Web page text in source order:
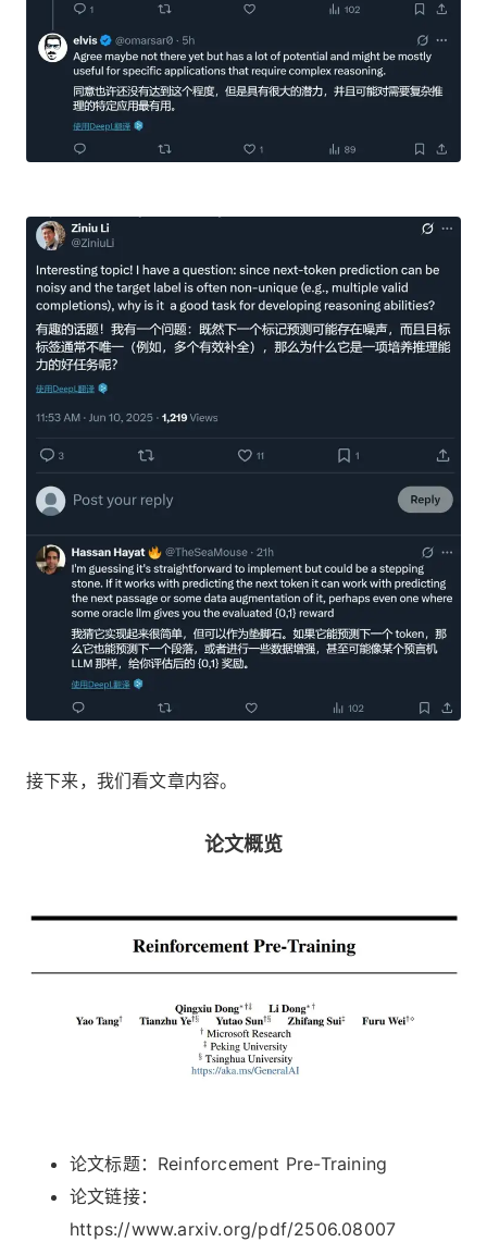
接下来，我们看文章内容。
论文概览
论文标题：Reinforcement Pre-Training
论文链接：
https://www.arxiv.org/pdf/2506.08007